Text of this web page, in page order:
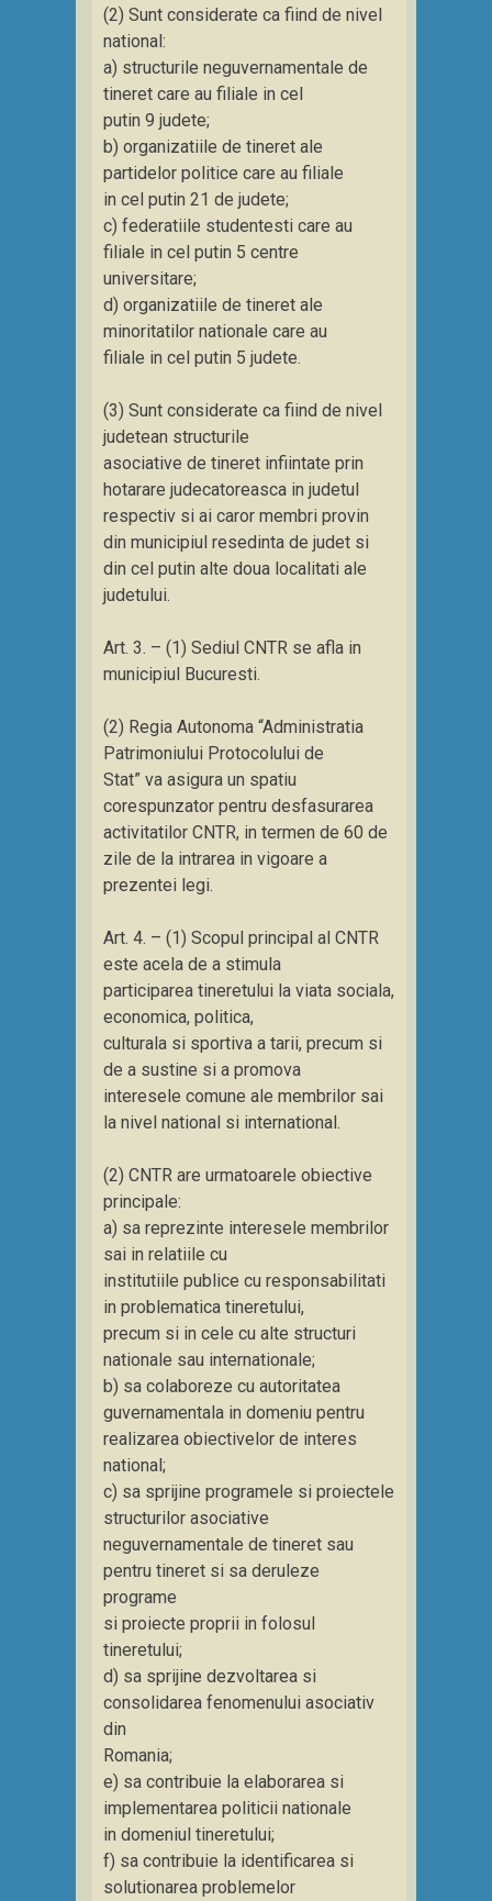
(2) Sunt considerate ca fiind de nivel
national:
a) structurile neguvernamentale de
tineret care au filiale in cel
putin 9 judete;
b) organizatiile de tineret ale
partidelor politice care au filiale
in cel putin 21 de judete;
c) federatiile studentesti care au
filiale in cel putin 5 centre
universitare;
d) organizatiile de tineret ale
minoritatilor nationale care au
filiale in cel putin 5 judete.
(3) Sunt considerate ca fiind de nivel
judetean structurile
asociative de tineret infiintate prin
hotarare judecatoreasca in judetul
respectiv si ai caror membri provin
din municipiul resedinta de judet si
din cel putin alte doua localitati ale
judetului.
Art. 3. – (1) Sediul CNTR se afla in
municipiul Bucuresti.
(2) Regia Autonoma “Administratia
Patrimoniului Protocolului de
Stat” va asigura un spatiu
corespunzator pentru desfasurarea
activitatilor CNTR, in termen de 60 de
zile de la intrarea in vigoare a
prezentei legi.
Art. 4. – (1) Scopul principal al CNTR
este acela de a stimula
participarea tineretului la viata sociala,
economica, politica,
culturala si sportiva a tarii, precum si
de a sustine si a promova
interesele comune ale membrilor sai
la nivel national si international.
(2) CNTR are urmatoarele obiective
principale:
a) sa reprezinte interesele membrilor
sai in relatiile cu
institutiile publice cu responsabilitati
in problematica tineretului,
precum si in cele cu alte structuri
nationale sau internationale;
b) sa colaboreze cu autoritatea
guvernamentala in domeniu pentru
realizarea obiectivelor de interes
national;
c) sa sprijine programele si proiectele
structurilor asociative
neguvernamentale de tineret sau
pentru tineret si sa deruleze
programe
si proiecte proprii in folosul
tineretului;
d) sa sprijine dezvoltarea si
consolidarea fenomenului asociativ
din
Romania;
e) sa contribuie la elaborarea si
implementarea politicii nationale
in domeniul tineretului;
f) sa contribuie la identificarea si
solutionarea problemelor